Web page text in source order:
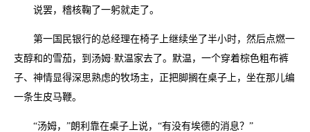
说罢，稽核鞠了一躬就走了。
第一国民银行的总经理在椅子上继续坐了半小时，然后点燃一
支醇和的雪茄，到汤姆·默温家去了。默温，一个穿着棕色粗布裤
子、神情显得深思熟虑的牧场主，正把脚搁在桌子上，坐在那儿编
一条生皮马鞭。
“汤姆，”朗利靠在桌子上说，“有没有埃德的消息？”